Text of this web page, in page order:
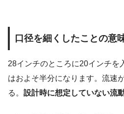
口径を細くしたことの意
28インチのところに20インチを
はおよそ半分になります。流速
る。 設計時に想定していない流